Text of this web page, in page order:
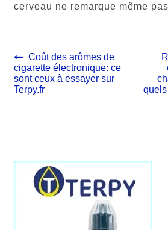
cerveau ne remarque même
Navigation
de
l’article
Article
précédent :
Coût des arômes de
cigarette électronique: ce
sont ceux à essayer sur
Terpy.fr